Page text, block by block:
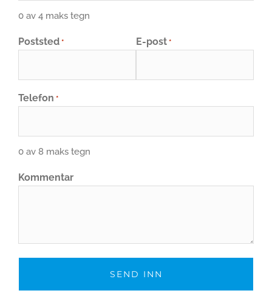
0 av 4 maks tegn
Poststed * E-post *
Telefon *
0 av 8 maks tegn
Kommentar